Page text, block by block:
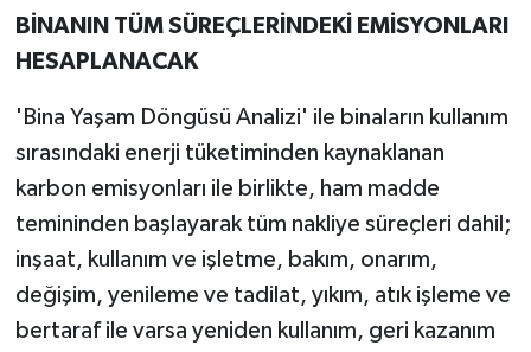
BİNANIN TÜM SÜREÇLERİNDEKİ EMİSYONLARI
HESAPLANACAK
'Bina Yaşam Döngüsü Analizi' ile binaların kullanım
sırasındaki enerji tüketiminden kaynaklanan
karbon emisyonları ile birlikte, ham madde
temininden başlayarak tüm nakliye süreçleri dahil;
inşaat, kullanım ve işletme, bakım, onarım,
değişim, yenileme ve tadilat, yıkım, atık işleme ve
bertaraf ile varsa yeniden kullanım, geri kazanım